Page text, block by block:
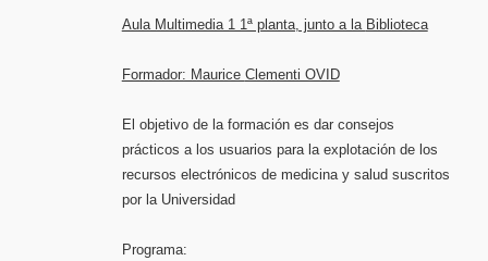
Aula Multimedia 1 1ª planta, junto a la Biblioteca
Formador: Maurice Clementi OVID
El objetivo de la formación es dar consejos
prácticos a los usuarios para la explotación de los
recursos electrónicos de medicina y salud suscritos
por la Universidad
Programa: